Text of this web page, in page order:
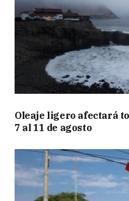
Oleaje ligero afectará
7 al 11 de agosto